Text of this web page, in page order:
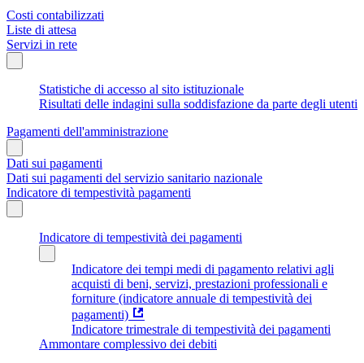
Costi contabilizzati
Liste di attesa
Servizi in rete
Statistiche di accesso al sito istituzionale
Risultati delle indagini sulla soddisfazione da parte degli utenti
Pagamenti dell'amministrazione
Dati sui pagamenti
Dati sui pagamenti del servizio sanitario nazionale
Indicatore di tempestività pagamenti
Indicatore di tempestività dei pagamenti
Indicatore dei tempi medi di pagamento relativi agli
acquisti di beni, servizi, prestazioni professionali e
forniture (indicatore annuale di tempestività dei
pagamenti)
Indicatore trimestrale di tempestività dei pagamenti
Ammontare complessivo dei debiti